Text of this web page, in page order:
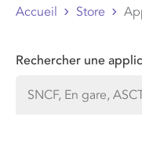
Accueil Store
Rechercher une